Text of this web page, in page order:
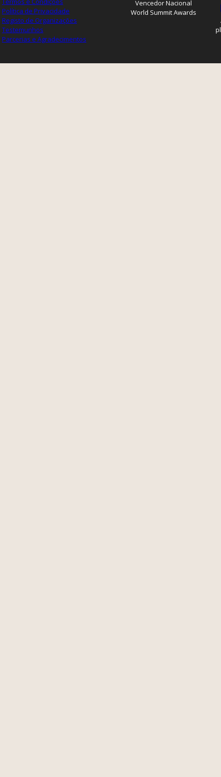
Política de Privacidade
Registo de Organizações
Testemunhos
Parcerias e Agradecimentos
Vencedor Nacional
World Summit Awards